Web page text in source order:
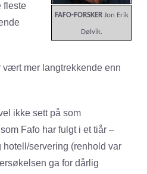
FAFO-FORSKERJon Erik
Dølvik.
fleste
mer langtrekkende enn
ikke sett på som
Fafo har fulgt i et tiår –
servering (renhold var
ga for dårlig